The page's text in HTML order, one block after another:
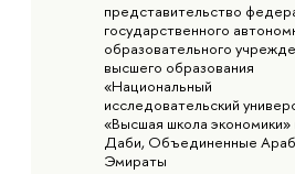
представительство
государственного
образовательного
высшего образования
«Национальный
исследовательский
«Высшая школа экономики»
Даби, Объединенные
Эмираты